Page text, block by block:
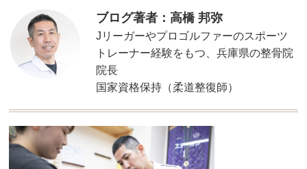
ブログ著者：高橋 邦弥
Jリーガーやプロゴルファーのスポーツ
トレーナー経験をもつ、兵庫県の整骨院
院長
国家資格保持（柔道整復師）